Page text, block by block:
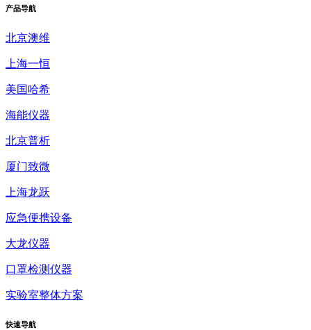
产品导航
北京澳维
上海一恒
美国哈希
海能仪器
北京普析
厦门致微
上海龙跃
应急便携设备
大龙仪器
口罩检测仪器
实验室整体方案
快速导航